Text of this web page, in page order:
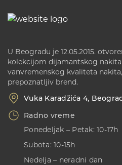
U Beogradu je 12.05.2015.
kolekcijom dijamantskog
vanvremenskog kvaliteta nakita,
prepoznatljiv brend.
Vuka Karadžića 4,
Radno vreme
Ponedeljak – Petak: 10-17h
Subota: 10-15h
Nedelja – neradni dan